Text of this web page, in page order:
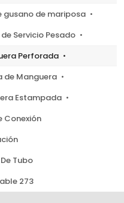
gusano de mariposa
Servicio Pesado
Perforada
de Manguera
Estampada
Conexión
Tubo
273